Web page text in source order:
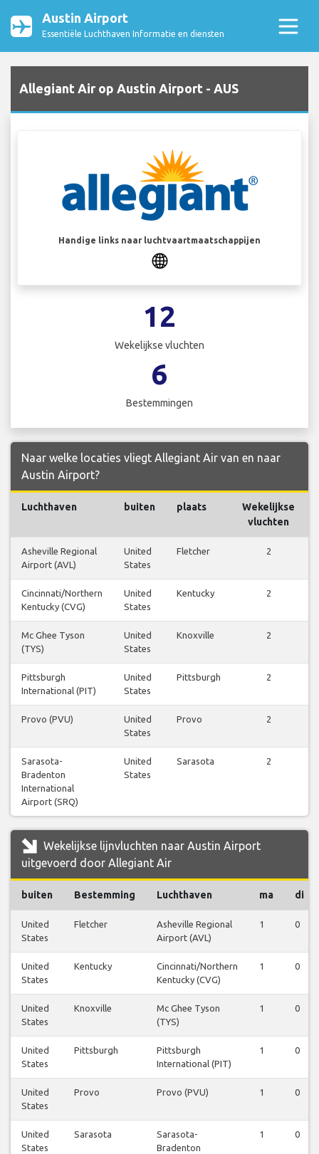
Austin Airport
Essentiële Luchthaven Informatie en diensten
Allegiant Air op Austin Airport - AUS
Handige links naar luchtvaartmaatschappijen
12
Wekelijkse vluchten
6
Bestemmingen
Naar welke locaties vliegt Allegiant Air van en naar
Austin Airport?
Luchthaven buiten plaats
Wekelijkse
vluchten
Asheville Regional
Airport (AVL)
United
States
Fletcher 2
Cincinnati/Northern
Kentucky (CVG)
United
States
Kentucky 2
Mc Ghee Tyson
(TYS)
United
States
Knoxville 2
Pittsburgh
International (PIT)
United
States
Pittsburgh 2
Provo (PVU)
United
States
Provo 2
Sarasota-
Bradenton
International
Airport (SRQ)
United
States
Sarasota 2
Wekelijkse lijnvluchten naar Austin Airport
uitgevoerd door Allegiant Air
buiten Bestemming Luchthaven ma di
United
States
Fletcher
Asheville Regional
Airport (AVL)
1 0
United
States
Kentucky
Cincinnati/Northern
Kentucky (CVG)
1 0
United
States
Knoxville
Mc Ghee Tyson
(TYS)
1 0
United
States
Pittsburgh
Pittsburgh
International (PIT)
1 0
United
States
Provo Provo (PVU) 1 0
United
States
Sarasota
Sarasota-
Bradenton
1 0